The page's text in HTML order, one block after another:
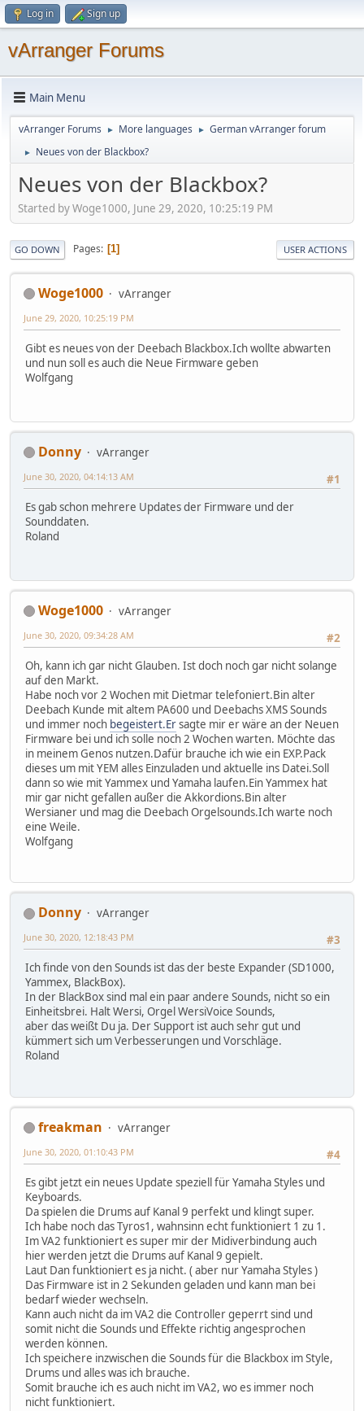
Log in Sign up
vArranger Forums
Main Menu
vArranger Forums ► More languages ► German vArranger forum
► Neues von der Blackbox?
Neues von der Blackbox?
Started by Woge1000, June 29, 2020, 10:25:19 PM
GO DOWN Pages 1 USER ACTIONS
Woge1000 vArranger
June 29, 2020, 10:25:19 PM
Gibt es neues von der Deebach Blackbox.Ich wollte abwarten
und nun soll es auch die Neue Firmware geben
Wolfgang
Donny
vArranger
#1
June 30, 2020, 04:14:13 AM
Es gab schon mehrere Updates der Firmware und der
Sounddaten.
Roland
Woge1000
vArranger
#2
June 30, 2020, 09:34:28 AM
Oh, kann ich gar nicht Glauben. Ist doch noch gar nicht solange
auf den Markt.
Habe noch vor 2 Wochen mit Dietmar telefoniert.Bin alter
Deebach Kunde mit altem PA600 und Deebachs XMS Sounds
und immer noch begeistert.Ersagte mir er wäre an der Neuen
Firmware bei und ich solle noch 2 Wochen warten. Möchte das
in meinem Genos nutzen.Dafür brauche ich wie ein EXP.Pack
dieses um mit YEM alles Einzuladen und aktuelle ins Datei.Soll
dann so wie mit Yammex und Yamaha laufen.Ein Yammex hat
mir gar nicht gefallen außer die Akkordions.Bin alter
Wersianer und mag die Deebach Orgelsounds.Ich warte noch
eine Weile.
Wolfgang
Donny
vArranger
#3
June 30, 2020, 12:18:43 PM
Ich finde von den Sounds ist das der beste Expander (SD1000,
Yammex, BlackBox).
In der BlackBox sind mal ein paar andere Sounds, nicht so ein
Einheitsbrei. Halt Wersi, Orgel WersiVoice Sounds,
aber das weißt Du ja. Der Support ist auch sehr gut und
kümmert sich um Verbesserungen und Vorschläge.
Roland
freakman
vArranger
#4
June 30, 2020, 01:10:43 PM
Es gibt jetzt ein neues Update speziell für Yamaha Styles und
Keyboards.
Da spielen die Drums auf Kanal 9 perfekt und klingt super.
Ich habe noch das Tyros1, wahnsinn echt funktioniert 1 zu 1.
Im VA2 funktioniert es super mir der Midiverbindung auch
hier werden jetzt die Drums auf Kanal 9 gepielt.
Laut Dan funktioniert es ja nicht. ( aber nur Yamaha Styles )
Das Firmware ist in 2 Sekunden geladen und kann man bei
bedarf wieder wechseln.
Kann auch nicht da im VA2 die Controller geperrt sind und
somit nicht die Sounds und Effekte richtig angesprochen
werden können.
Ich speichere inzwischen die Sounds für die Blackbox im Style,
Drums und alles was ich brauche.
Somit brauche ich es auch nicht im VA2, wo es immer noch
nicht funktioniert.